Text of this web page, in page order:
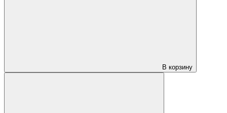
В корзину